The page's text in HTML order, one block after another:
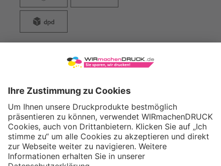
WIRmachenDRUCK GmbH
71522 Backnang
Tel.: +49 (0) 711 995 982 - 20
Fax: +49 (0) 711 995 982 - 21
SOCIAL MEDIA